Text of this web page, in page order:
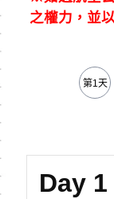
之權力，並
第1天
Day 1